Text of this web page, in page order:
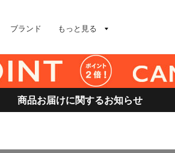
ブランド もっと見る
商品お届けに関するお知らせ